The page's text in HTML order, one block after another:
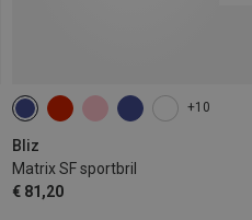
+10
Bliz
Matrix SF sportbril
€ 81,20